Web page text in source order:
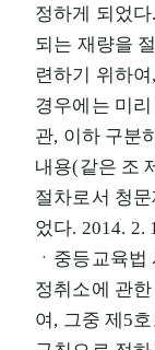
정하게 되었
되는 재량을
련하기 위하
경우에는 미
관, 이하 구분
내용(같은 조
절차로서 청
었다. 2014. 2.
ㆍ중등교육
정취소에 관
여, 그중 제5